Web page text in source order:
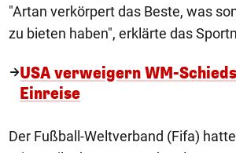
"Artan verkörpert das Beste, was
zu bieten haben", erklärte das
USA verweigern WM-
Einreise
Der Fußball-Weltverband (Fifa)